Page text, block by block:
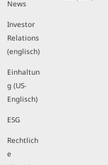
News
Investor
Relations
(englisch)
Einhaltun
g (US-
Englisch)
ESG
Rechtlich
e